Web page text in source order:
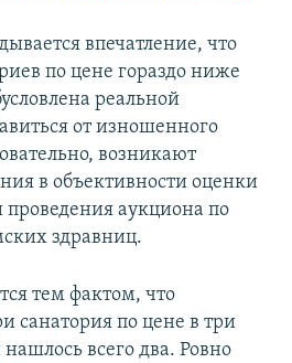
впечатление, что
по цене гораздо ниже
реальной
от изношенного
возникают
в объективности оценки
проведения аукциона по
здравниц.
тем фактом, что
санатория по цене в три
всего два. Ровно